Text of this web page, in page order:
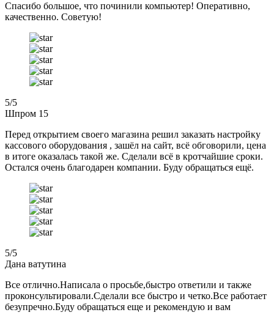
Спасибо большое, что починили компьютер! Оперативно,
качественно. Советую!
5/5
Шпром 15
Перед открытием своего магазина решил заказать настройку
кассового оборудования , зашёл на сайт, всё обговорили, цена
в итоге оказалась такой же. Сделали всё в кротчайшие сроки.
Остался очень благодарен компании. Буду обращаться ещё.
5/5
Дана ватутина
Все отлично.Написала о просьбе,быстро ответили и также
проконсультировали.Сделали все быстро и четко.Все работает
безупречно.Буду обращаться еще и рекомендую и вам